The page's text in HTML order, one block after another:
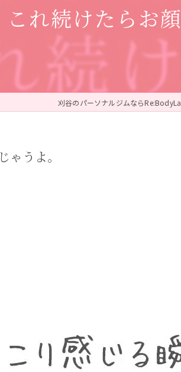
れ続けたらお
刈谷のパーソナルジムなら
うよ。